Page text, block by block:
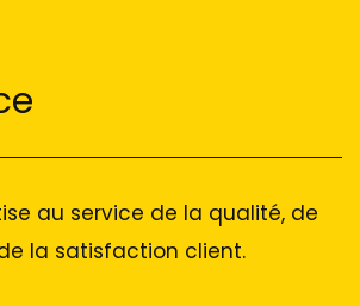
au service de la qualité, de
la satisfaction client.